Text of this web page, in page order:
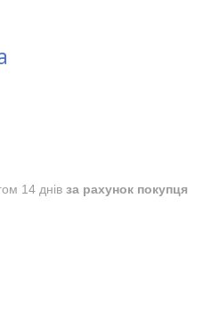
14 днів за рахунок покупця